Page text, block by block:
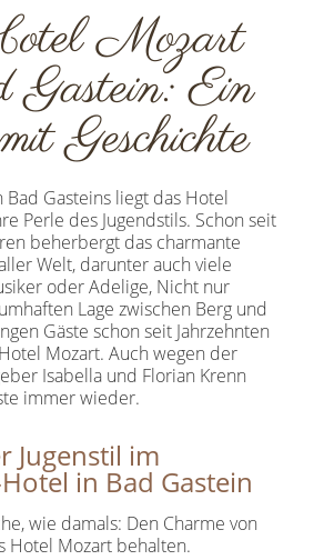
Mozart
Ein
Geschichte
Gasteins liegt das Hotel
Perle des Jugendstils. Schon seit
beherbergt das charmante
Welt, darunter auch viele
oder Adelige, Nicht nur
Lage zwischen Berg und
Gäste schon seit Jahrzehnten
Mozart. Auch wegen der
Isabella und Florian Krenn
immer wieder.
Jugenstil im
in Bad Gastein
wie damals: Den Charme von
Hotel Mozart behalten.